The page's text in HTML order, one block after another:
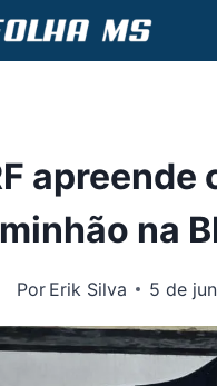
na
Por Erik Silva 5 de